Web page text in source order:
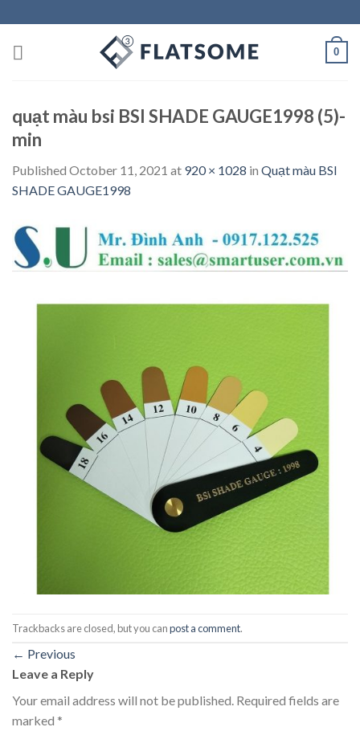
to
content
0
quạt màu bsi BSI SHADE GAUGE1998 (5)-
min
Published October 11, 2021 at 920 × 1028 in Quạt màu BSI
SHADE GAUGE1998
Trackbacks are closed, but you canpost a comment.
← Previous
Leave a Reply
Your email address will not be published. Required fields are
marked *